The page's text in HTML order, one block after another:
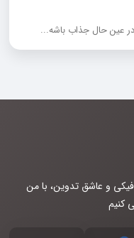
عین حال جذاب باشه...
و عاشق تدوین، با من
کنیم